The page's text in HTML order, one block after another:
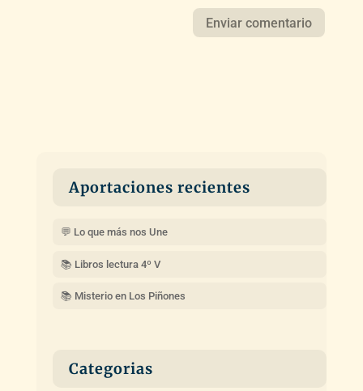
Aportaciones recientes
💬 Lo que más nos Une
📚 Libros lectura 4º V
📚 Misterio en Los Piñones
Categorias